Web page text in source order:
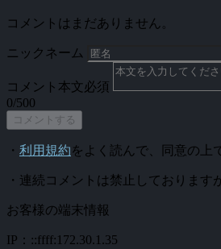
コメントはまだありません。
ニックネーム
コメント本文必須
0/500
コメントする
・ 利用規約をよく読んで、同意の上
・連続コメントは禁止しております
お客様の端末情報
IP：::ffff:172.30.1.35